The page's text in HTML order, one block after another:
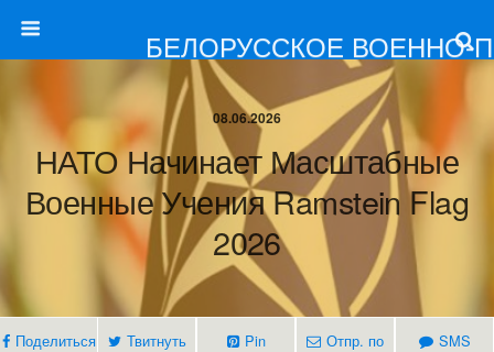
БЕЛОРУССКОЕ ВОЕННО-
08.06.2026
НАТО Начинает Масштабные
Военные Учения Ramstein Flag
2026
Поделиться Твитнуть Pin
Отпр. по
SMS